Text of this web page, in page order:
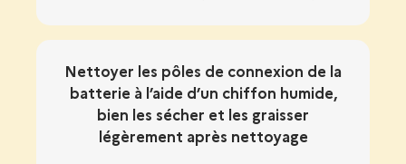
Nettoyer les pôles de connexion de la
batterie à l’aide d’un chiffon humide,
bien les sécher et les graisser
légèrement après nettoyage